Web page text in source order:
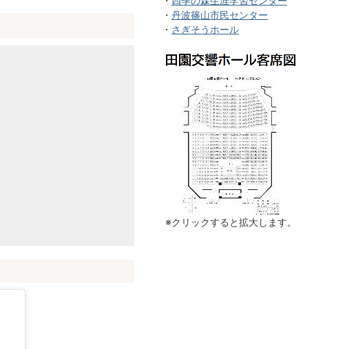
・ 丹波篠山市民センター
・ さぎそうホール
※クリックすると拡大します。